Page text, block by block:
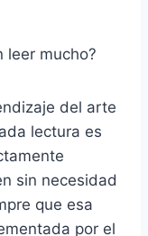
leer mucho?
del arte
lectura es
sin necesidad
que esa
por el